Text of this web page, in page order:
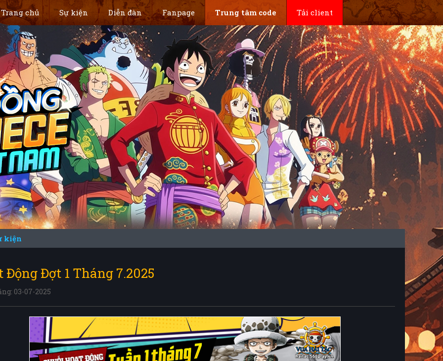
Trang chủ Sự kiện Diễn đàn Fanpage Trung tâm code Tải client
kiện
Động Đợt 1 Tháng 7.2025
03-07-2025